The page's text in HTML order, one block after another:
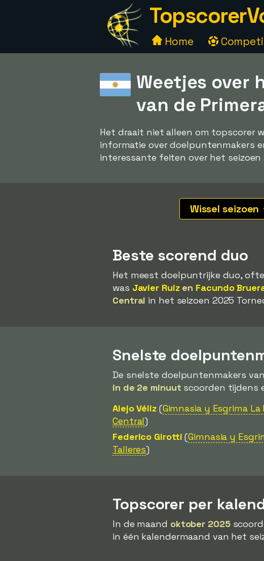
Home
Weetjes over
van de
Het draait niet alleen om topscorer
informatie over doelpuntenmakers
interessante feiten over het seizoen
Wissel seizoen
Beste scorend duo
Het meest doelpuntrijke duo,
was Javier Ruizen Facundo
Central in het seizoen 2025
Snelste
De snelste doelpuntenmakers
in de 2e minuut scoorden tijdens
Alejo Véliz(Gimnasia y Esgrima La
Central)
Federico Girotti (Gimnasia y
Talleres)
Topscorer per
In de maand oktober 2025
in één kalendermaand van het